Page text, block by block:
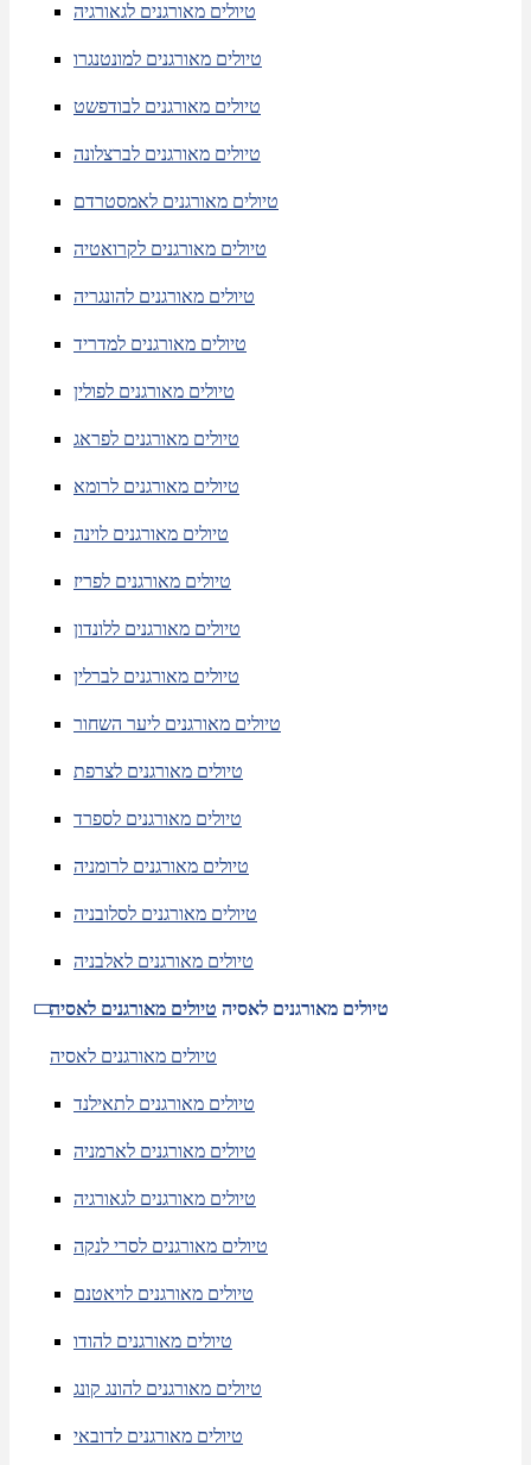
טיולים מאורגנים לגאורגיה
טיולים מאורגנים למונטנגרו
טיולים מאורגנים לבודפשט
טיולים מאורגנים לברצלונה
טיולים מאורגנים לאמסטרדם
טיולים מאורגנים לקרואטיה
טיולים מאורגנים להונגריה
טיולים מאורגנים למדריד
טיולים מאורגנים לפולין
טיולים מאורגנים לפראג
טיולים מאורגנים לרומא
טיולים מאורגנים לוינה
טיולים מאורגנים לפריז
טיולים מאורגנים ללונדון
טיולים מאורגנים לברלין
טיולים מאורגנים ליער השחור
טיולים מאורגנים לצרפת
טיולים מאורגנים לספרד
טיולים מאורגנים לרומניה
טיולים מאורגנים לסלובניה
טיולים מאורגנים לאלבניה
טיולים מאורגנים לאסיה טיולים מאורגנים לאסיה
טיולים מאורגנים לאסיה
טיולים מאורגנים לתאילנד
טיולים מאורגנים לארמניה
טיולים מאורגנים לגאורגיה
טיולים מאורגנים לסרי לנקה
טיולים מאורגנים לויאטנם
טיולים מאורגנים להודו
טיולים מאורגנים להונג קונג
טיולים מאורגנים לדובאי